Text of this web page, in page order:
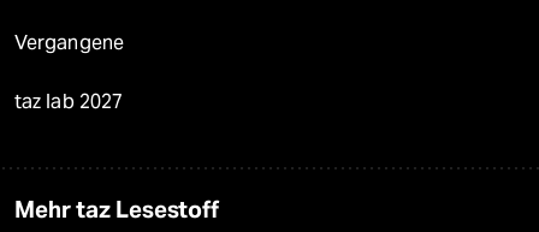
Vergangene
taz lab 2027
Mehr taz Lesestoff